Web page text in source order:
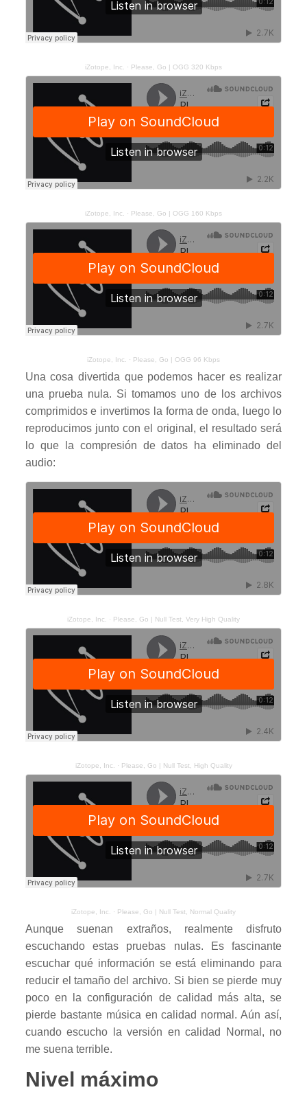
iZotope, Inc. · Please, Go | OGG 320 Kbps
iZotope, Inc. · Please, Go | OGG 160 Kbps
iZotope, Inc. · Please, Go | OGG 96 Kbps
Una cosa divertida que podemos hacer es realizar
una prueba nula. Si tomamos uno de los archivos
comprimidos e invertimos la forma de onda, luego lo
reproducimos junto con el original, el resultado será
lo que la compresión de datos ha eliminado del
audio:
iZotope, Inc. · Please, Go | Null Test, Very High Quality
iZotope, Inc. · Please, Go | Null Test, High Quality
iZotope, Inc. · Please, Go | Null Test, Normal Quality
Aunque suenan extraños, realmente disfruto
escuchando estas pruebas nulas. Es fascinante
escuchar qué información se está eliminando para
reducir el tamaño del archivo. Si bien se pierde muy
poco en la configuración de calidad más alta, se
pierde bastante música en calidad normal. Aún así,
cuando escucho la versión en calidad Normal, no
me suena terrible.
Nivel máximo